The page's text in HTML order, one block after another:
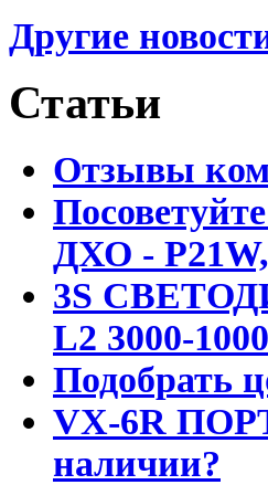
Другие
Статьи
Отзывы
ДХО - P21W,
3S
L2 3000-
Подобрать
VX-6R
наличии?